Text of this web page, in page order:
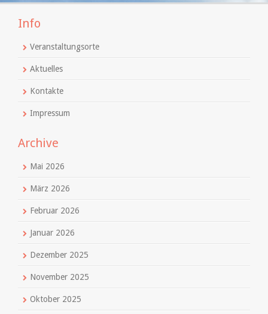
Info
Veranstaltungsorte
Aktuelles
Kontakte
Impressum
Archive
Mai 2026
März 2026
Februar 2026
Januar 2026
Dezember 2025
November 2025
Oktober 2025